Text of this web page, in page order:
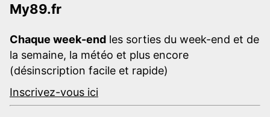
My89.fr
Chaque week-end les sorties du week-end et de
la semaine, la météo et plus encore
(désinscription facile et rapide)
Inscrivez-vous ici